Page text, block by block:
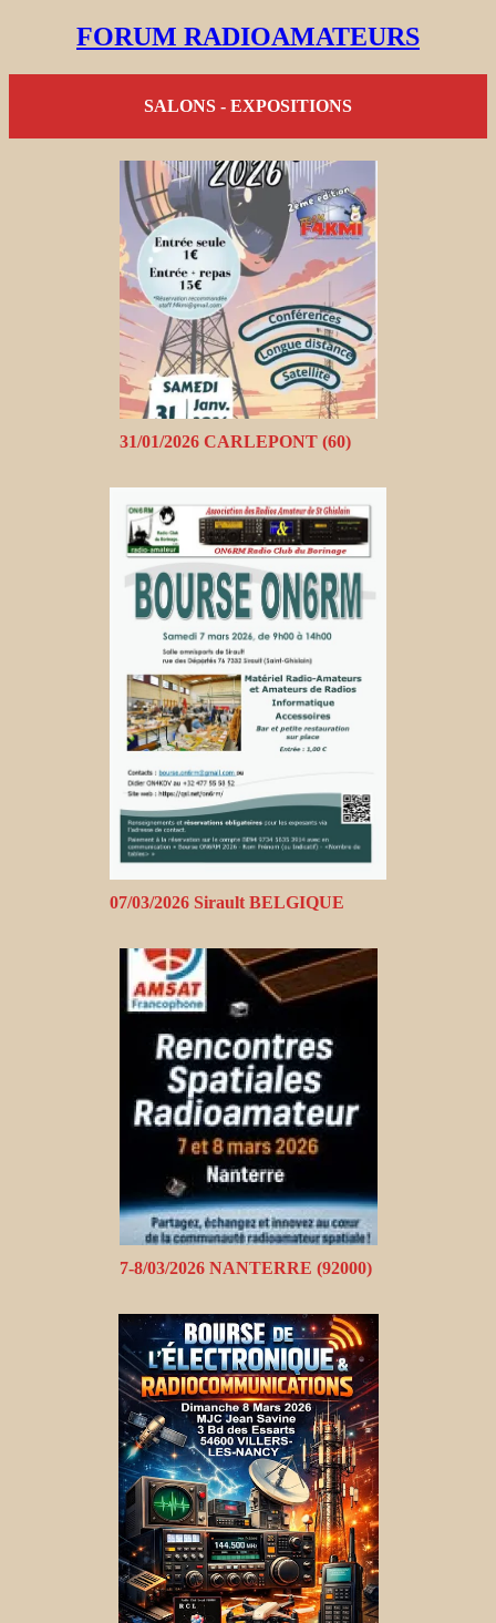
FORUM RADIOAMATEURS
SALONS - EXPOSITIONS
31/01/2026 CARLEPONT (60)
07/03/2026 Sirault BELGIQUE
7-8/03/2026 NANTERRE (92000)